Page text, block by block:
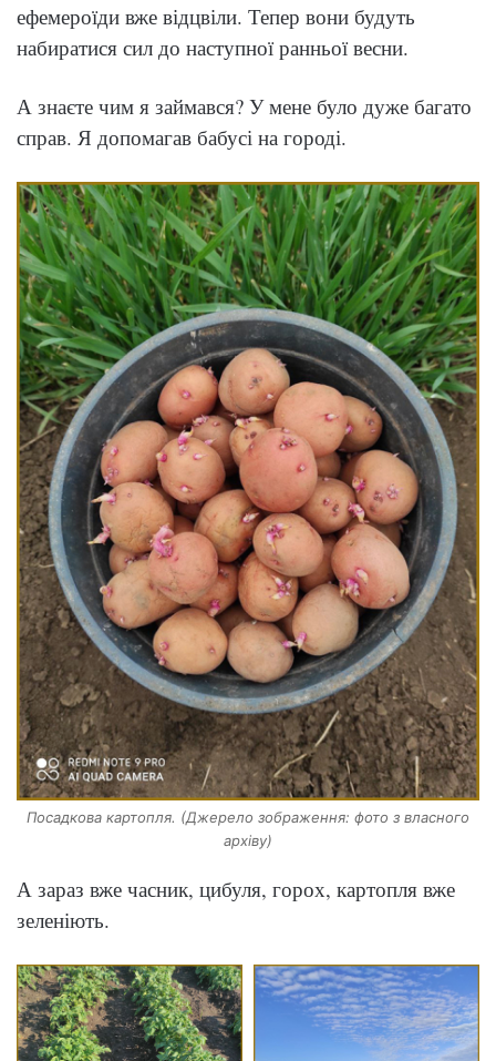
ефемероїди вже відцвіли. Тепер вони будуть
набиратися сил до наступної ранньої весни.
А знаєте чим я займався? У мене було дуже багато
справ. Я допомагав бабусі на городі.
Посадкова картопля. (Джерело зображення: фото з власного
архіву)
А зараз вже часник, цибуля, горох, картопля вже
зеленіють.